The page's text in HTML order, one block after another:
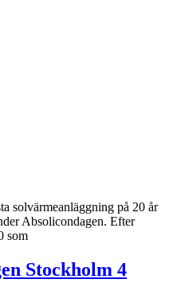
solvärmeanläggning på 20 år
Absolicondagen. Efter
som
Stockholm 4